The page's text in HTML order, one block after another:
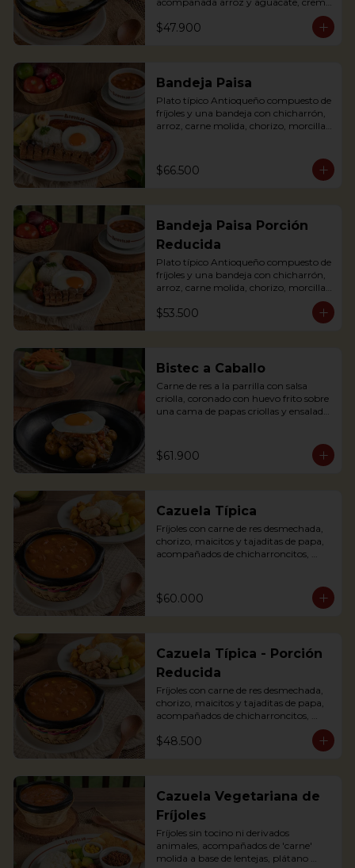
de leche y alcaparras. (Foto de porción
completa).
served with capers, and cream.
Accompanied with rice, arepa and
avocado.
$47.900
Bandeja Paisa
Plato típico Antioqueño compuesto de
fríjoles y una bandeja con chicharrón,
arroz, carne molida, chorizo, morcilla,
The bandeja paisa is our most
important regional dish. It comes with
$66.500
Bandeja Paisa Porción
Reducida
Plato típico Antioqueño compuesto de
fríjoles y una bandeja con chicharrón,
arroz, carne molida, chorizo, morcilla,
tajada de plátano maduro, huevo frito
y aguacate.
egg, plantains and pork cracklings.
Accompanied with rice and avocado.
$53.500
Bistec a Caballo
Carne de res a la parrilla con salsa
criolla, coronado con huevo frito sobre
una cama de papas criollas y ensalada
Horseback” is a traditional Colombian
dish where a Tenderloin steak is placed
$61.900
Cazuela Típica
Fríjoles con carne de res desmechada,
chorizo, maicitos y tajaditas de papa,
acompañados de chicharroncitos,
Bean soup with shredded meat,
$60.000
Cazuela Típica - Porción
Reducida
Fríjoles con carne de res desmechada,
chorizo, maicitos y tajaditas de papa,
acompañados de chicharroncitos,
trocitos de plátano maduro, arepita,
arroz y aguacate. (Foto de porción
sausage, corn and potato chips, served
with pork cracklings, sweet plantains,
rice, arepa and avocado.
$48.500
Cazuela Vegetariana de
Fríjoles
Fríjoles sin tocino ni derivados
animales, acompañados de 'carne'
molida a base de lentejas, plátano